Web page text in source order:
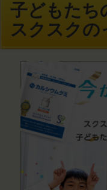
子どもたち
スクスクの